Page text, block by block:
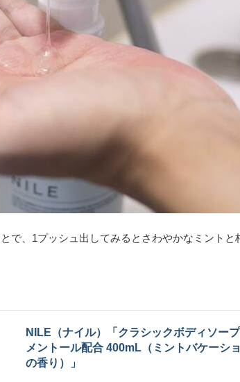
で、1プッシュ出してみるとさわやかなミントと
NILE（ナイル）「クラシックボディソープ
メントール配合 400mL（ミントバケーシ
の香り）」